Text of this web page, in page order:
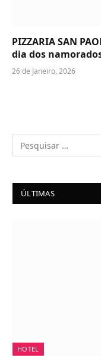
PIZZARIA SAN
dia dos
26 de Janeiro, 2026
ÚLTIMAS
HOTEL